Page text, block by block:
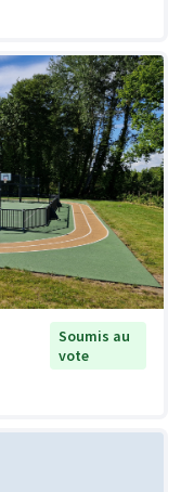
Soumis au
vote